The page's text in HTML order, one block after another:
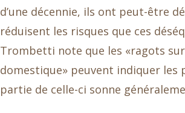
d’une décennie, ils ont peut-être
réduisent les risques que ces
Trombetti note que les «ragots
domestique» peuvent indiquer les
partie de celle-ci sonne